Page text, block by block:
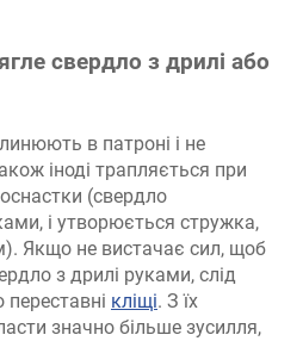
свердло з дрилі або
в патроні і не
іноді трапляється при
(свердло
і утворюється стружка,
Якщо не вистачає сил, щоб
з дрилі руками, слід
переставні кліщі. З їх
значно більше зусилля,